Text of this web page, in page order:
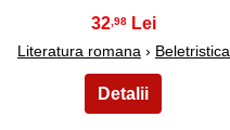
32 ,98
Literatura romana › Beletristica